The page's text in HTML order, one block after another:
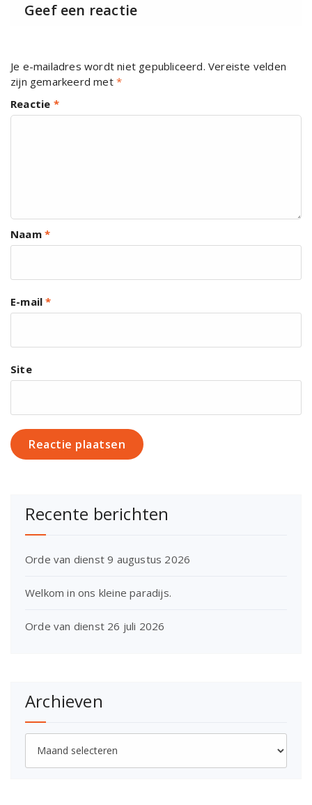
Geef een reactie
Je e-mailadres wordt niet gepubliceerd. Vereiste velden
zijn gemarkeerd met *
Reactie *
Naam *
E-mail*
Site
Recente berichten
Orde van dienst 9 augustus 2026
Welkom in ons kleine paradijs.
Orde van dienst 26 juli 2026
Archieven
Archieven